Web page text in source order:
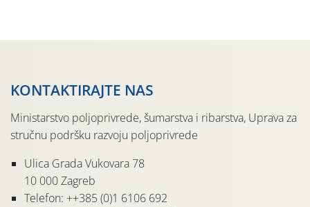
KONTAKTIRAJTE NAS
Ministarstvo poljoprivrede, šumarstva i ribarstva, Uprava za
stručnu podršku razvoju poljoprivrede
Ulica Grada Vukovara 78
10 000 Zagreb
Telefon: ++385 (0)1 6106 692